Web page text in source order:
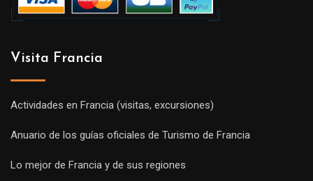
Visita Francia
Actividades en Francia (visitas, excursiones)
Anuario de los guías oficiales de Turismo de Francia
Lo mejor de Francia y de sus regiones